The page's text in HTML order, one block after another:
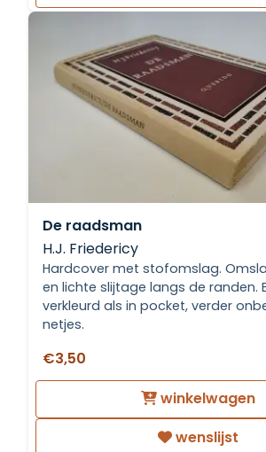
De raadsman
H.J. Friedericy
Hardcover met stofomslag.
en lichte slijtage langs de randen.
verkleurd als in pocket, verder
netjes.
€3,50
winkelwagen
wenslijst